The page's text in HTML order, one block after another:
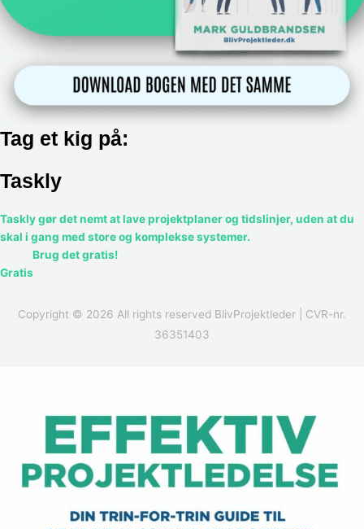
Tag et kig på:
Taskly
Taskly gør det nemt at lave projektplaner og tidslinjer, uden at du
skal i gang med store og komplekse systemer.
Brug det gratis!
Gratis
Copyright © 2026 All rights reserved BlivProjektleder | CVR-nr.
36351403